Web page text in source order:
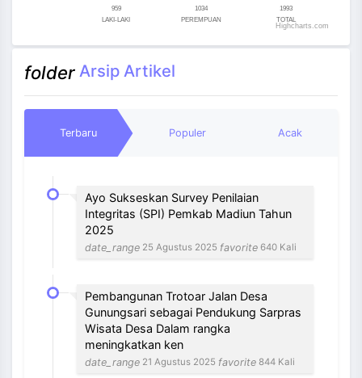
959
LAKI-LAKI
1034
PEREMPUAN
1993
TOTAL
Highcharts.com
folder Arsip Artikel
Terbaru Populer Acak
Ayo Sukseskan Survey Penilaian
Integritas (SPI) Pemkab Madiun Tahun
2025
date_range 25 Agustus 2025 favorite 640 Kali
Pembangunan Trotoar Jalan Desa
Gunungsari sebagai Pendukung Sarpras
Wisata Desa Dalam rangka
meningkatkan ken
date_range 21 Agustus 2025 favorite 844 Kali